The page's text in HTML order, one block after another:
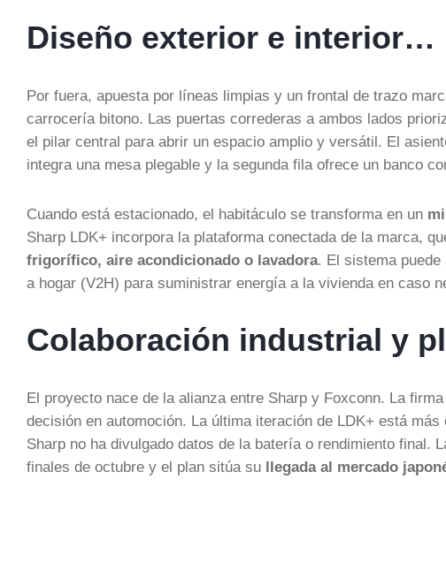
Diseño exterior e interior…
Por fuera, apuesta por líneas limpias y un frontal de trazo
carrocería bitono. Las puertas correderas a ambos lados
el pilar central para abrir un espacio amplio y versátil. El
integra una mesa plegable y la segunda fila ofrece un banco
Cuando está estacionado, el habitáculo se transforma en un
Sharp LDK+ incorpora la plataforma conectada de la marca,
frigorífico, aire acondicionado o lavadora. El sistema puede
a hogar (V2H) para suministrar energía a la vivienda en caso
Colaboración industrial y
El proyecto nace de la alianza entre Sharp y Foxconn. La
decisión en automoción. La última iteración de LDK+ está
Sharp no ha divulgado datos de la batería o rendimiento final.
finales de octubre y el plan sitúa su llegada al mercado